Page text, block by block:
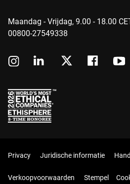
Maandag - Vrijdag, 9.00 - 18.00
00800-27549338
Privacy Juridische informatie
Verkoopvoorwaarden Stempel